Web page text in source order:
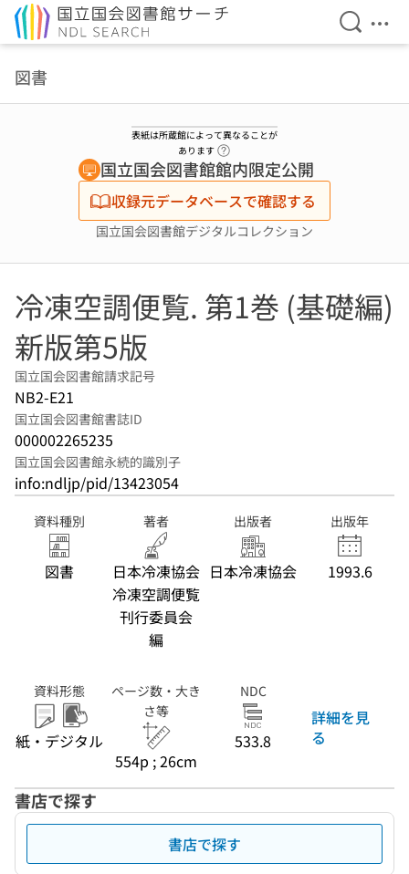
検索を
メ
図書
表紙は所蔵館によって異なることが
あります
国立国会図書館館内限定公開
収録元データベースで確認する
国立国会図書館デジタルコレクション
冷凍空調便覧. 第1巻 (基礎編)
新版第5版
国立国会図書館請求記号
NB2-E21
国立国会図書館書誌ID
000002265235
国立国会図書館永続的識別子
info:ndljp/pid/13423054
資料種別
図書
著者
日本冷凍協会
冷凍空調便覧
刊行委員会
編
出版者
日本冷凍協会
出版年
1993.6
資料形態
紙・デジタル
ページ数・大き
さ等
554p ; 26cm
NDC
533.8
詳細を見
る
書店で探す
書店で探す